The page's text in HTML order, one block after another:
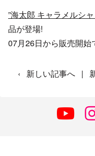
”海太郎 キャラメルシ
品が登場!
07月26日から販売開始
‹ 新しい記事へ |